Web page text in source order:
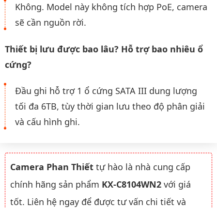
Không. Model này không tích hợp PoE, camera
sẽ cần nguồn rời.
Thiết bị lưu được bao lâu? Hỗ trợ bao nhiêu ổ
cứng?
Đầu ghi hỗ trợ 1 ổ cứng SATA III dung lượng
tối đa 6TB, tùy thời gian lưu theo độ phân giải
và cấu hình ghi.
Camera Phan Thiết tự hào là nhà cung cấp
chính hãng sản phẩm KX-C8104WN2 với giá
tốt. Liên hệ ngay để được tư vấn chi tiết và